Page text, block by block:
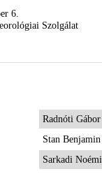
6.
Szolgálat
Radnóti Gábor
Stan Benjamin
Sarkadi Noémi